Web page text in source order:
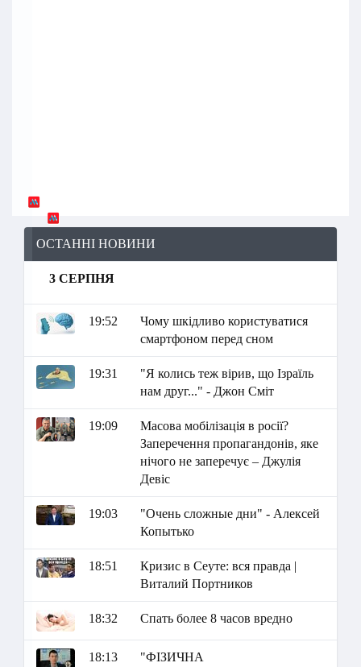
ОСТАННІ НОВИНИ
3 СЕРПНЯ
19:52
Чому шкідливо користуватися
смартфоном перед сном
19:31
"Я колись теж вірив, що Ізраїль
нам друг..." - Джон Сміт
19:09
Масова мобілізація в росії?
Заперечення пропагандонів, яке
нічого не заперечує – Джулія
Девіс
19:03
"Очень сложные дни" - Алексей
Копытько
18:51
Кризис в Сеуте: вся правда |
Виталий Портников
18:32 Спать более 8 часов вредно
18:13
"ФІЗИЧНА